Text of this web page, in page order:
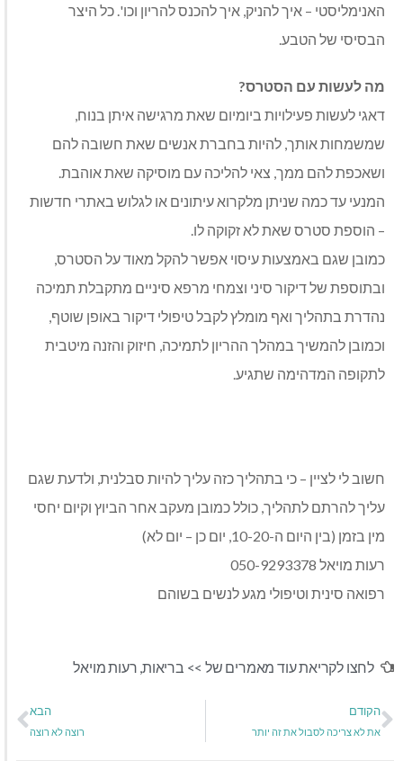
האנימליסטי – איך להניק, איך להכנס להריון וכו'. כל היצר
הבסיסי של הטבע.
מה לעשות עם הסטרס?
דאגי לעשות פעילויות ביומיום שאת מרגישה איתן בנוח,
שמשמחות אותך, להיות בחברת אנשים שאת חשובה להם
ושאכפת להם ממך, צאי להליכה עם מוסיקה שאת אוהבת.
המנעי עד כמה שניתן מלקרוא עיתונים או לגלוש באתרי חדשות
– הוספת סטרס שאת לא זקוקה לו.
כמובן שגם באמצעות עיסוי אפשר להקל מאוד על הסטרס,
ובתוספת של דיקור סיני וצמחי מרפא סיניים מתקבלת תמיכה
נהדרת בתהליך ואף מומלץ לקבל טיפולי דיקור באופן שוטף,
וכמובן להמשיך במהלך ההריון לתמיכה, חיזוק והזנה מיטבית
לתקופה המדהימה שתגיע.
חשוב לי לציין – כי בתהליך כזה עליך להיות סבלנית, ולדעת שגם
עליך להרתם לתהליך, כולל כמובן מעקב אחר הביוץ וקיום יחסי
מין בזמן (בין היום ה-10-20, יום כן – יום לא)
רעות מויאל 050-9293378
רפואה סינית וטיפולי מגע לנשים בשוהם
לחצו לקריאת עוד מאמרים של >> בריאות, רעות מויאל
הקודם
את לא צריכה לסבול את זה יותר
הבא
רוצה לא רוצה